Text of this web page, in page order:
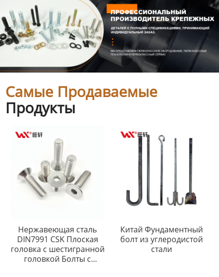
Самые Продаваемые
Продукты
Нержавеющая сталь
DIN7991 CSK Плоская
головка с шестигранной
головкой Болты с
Китай Фундаментный
болт из углеродистой
стали